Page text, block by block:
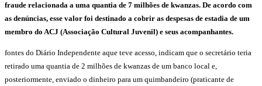
fraude relacionada a uma quantia de 7 milhões de kwanzas. De acordo com
as denúncias, esse valor foi destinado a cobrir as despesas de estadia de um
membro do ACJ (Associação Cultural Juvenil) e seus acompanhantes.
fontes do Diário Independente aque teve acesso, indicam que o secretário teria
retirado uma quantia de 2 milhões de kwanzas de um banco local e,
posteriormente, enviado o dinheiro para um quimbandeiro (praticante de